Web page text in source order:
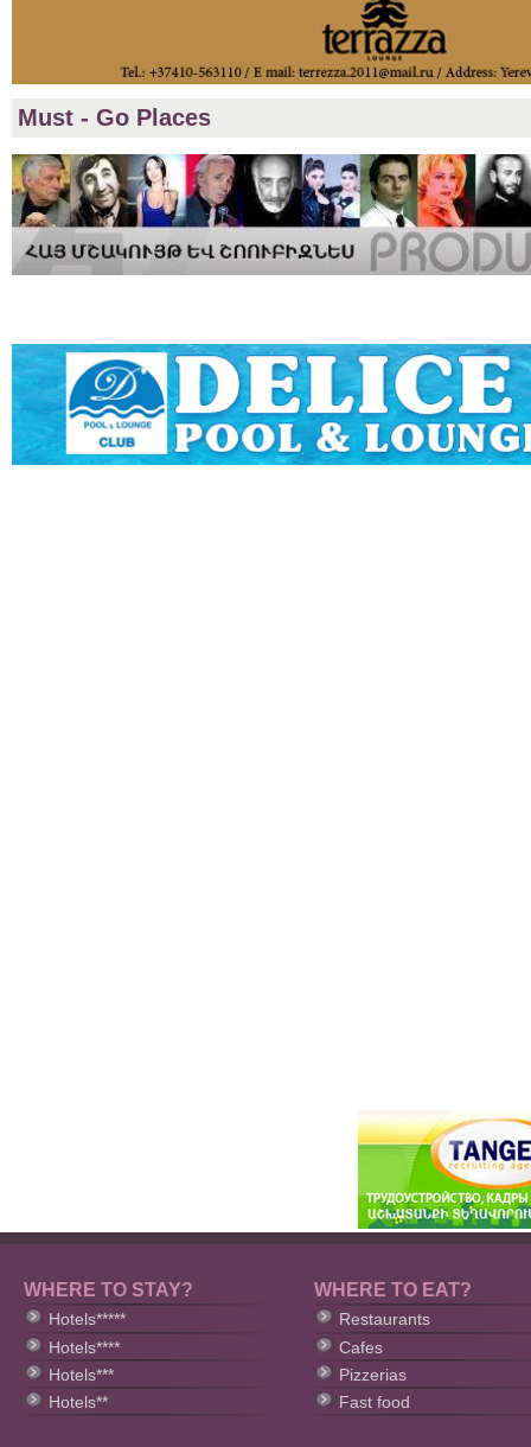
Must - Go Places
WHERE TO STAY?
Hotels*****
Hotels****
Hotels***
Hotels**
WHERE TO EAT?
Restaurants
Cafes
Pizzerias
Fast food